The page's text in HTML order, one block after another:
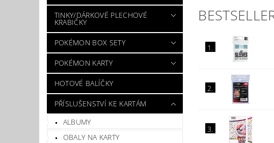
TINKY/DÁRKOVÉ PLECHOVÉ
KRABIČKY
POKÉMON BOX SETY
POKÉMON KARTY
HOTOVÉ BALÍČKY
PŘÍSLUŠENSTVÍ KE KARTÁM
ALBUMY
OBALY NA KARTY
1.
2.
3.